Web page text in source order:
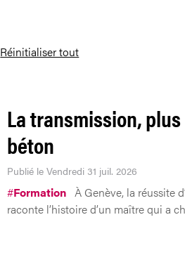
Réinitialiser tout
La transmission,
béton
Publié le Vendredi 31 juil. 2026
#Formation À Genève, la réussite
raconte l’histoire d’un maître qui a